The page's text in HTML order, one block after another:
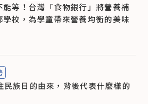
能等！台灣「食物銀行」將營養補
學校，為學童帶來營養均衡的美味
民族日的由來，背後代表什麼樣的